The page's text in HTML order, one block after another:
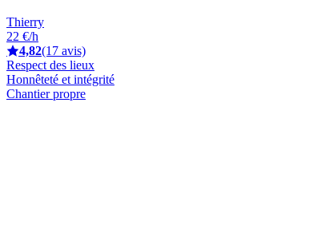
Thierry
22 €/h
4,82(17 avis)
Respect des lieux
Honnêteté et intégrité
Chantier propre